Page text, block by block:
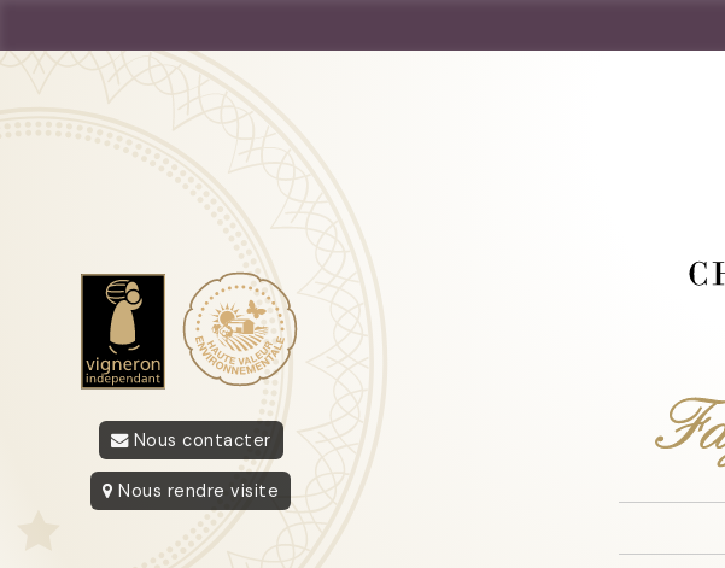
Nous contacter
Nous rendre visite